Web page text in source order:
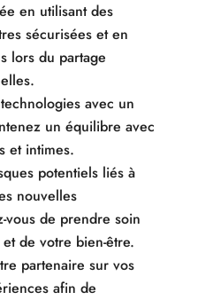
en utilisant des
sécurisées et en
lors du partage
avec un
un équilibre avec
et intimes.
potentiels liés à
nouvelles
vous de prendre soin
de votre bien-être.
partenaire sur vos
afin de